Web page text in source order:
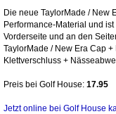
Die neue TaylorMade / New
Performance-Material und
Vorderseite und an den
TaylorMade / New Era Cap
Klettverschluss +
Preis bei Golf House: 17.95
Jetzt online bei Golf House